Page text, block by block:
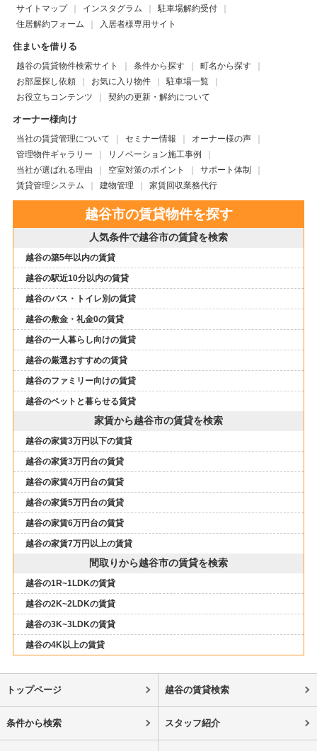
サイトマップ
インスタグラム
駐車場解約受付
住居解約フォーム
入居者様専用サイト
住まいを借りる
越谷の賃貸物件検索サイト 条件から探す
町名から探す
お部屋探し依頼
お気に入り物件
駐車場一覧
お役立ちコンテンツ
契約の更新・解約について
オーナー様向け
当社の賃貸管理について セミナー情報
オーナー様の声
管理物件ギャラリー
リノベーション施工事例
当社が選ばれる理由
空室対策のポイント
サポート体制
賃貸管理システム
建物管理 家賃回収業務代行
越谷市の賃貸物件を探す
人気条件で越谷市の賃貸を検索
越谷の築5年以内の賃貸
越谷の駅近10分以内の賃貸
越谷のバス・トイレ別の賃貸
越谷の敷金・礼金0の賃貸
越谷の一人暮らし向けの賃貸
越谷の厳選おすすめの賃貸
越谷のファミリー向けの賃貸
越谷のペットと暮らせる賃貸
家賃から越谷市の賃貸を検索
越谷の家賃3万円以下の賃貸
越谷の家賃3万円台の賃貸
越谷の家賃4万円台の賃貸
越谷の家賃5万円台の賃貸
越谷の家賃6万円台の賃貸
越谷の家賃7万円以上の賃貸
間取りから越谷市の賃貸を検索
越谷の1R~1LDKの賃貸
越谷の2K~2LDKの賃貸
越谷の3K~3LDKの賃貸
越谷の4K以上の賃貸
トップページ 越谷の賃貸検索
条件から検索 スタッフ紹介